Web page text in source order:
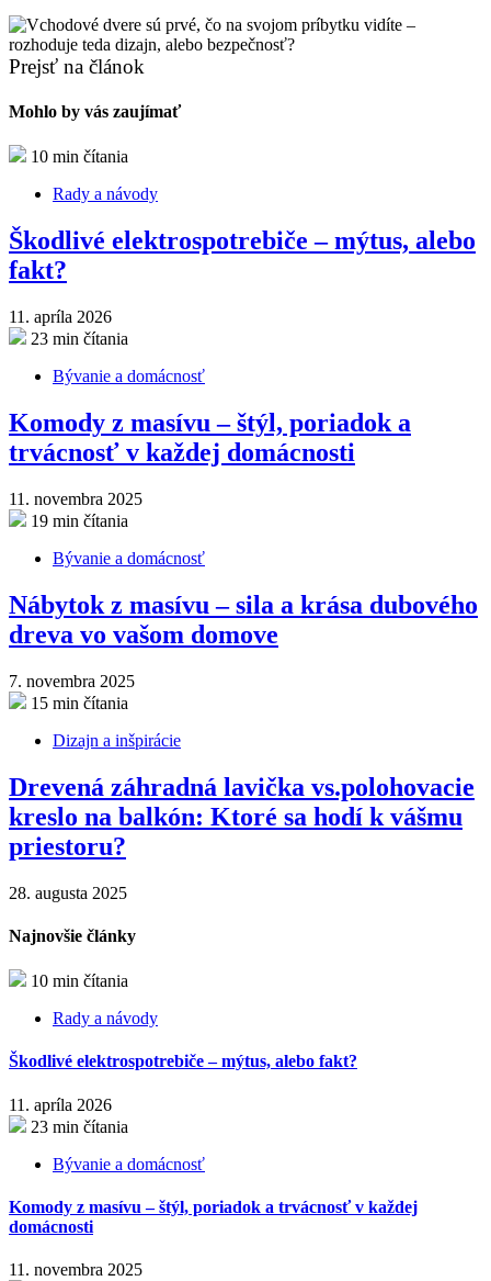
Prejsť na článok
Mohlo by vás zaujímať
10 min čítania
Rady a návody
Škodlivé elektrospotrebiče – mýtus, alebo
fakt?
11. apríla 2026
23 min čítania
Bývanie a domácnosť
Komody z masívu – štýl, poriadok a
trvácnosť v každej domácnosti
11. novembra 2025
19 min čítania
Bývanie a domácnosť
Nábytok z masívu – sila a krása dubového
dreva vo vašom domove
7. novembra 2025
15 min čítania
Dizajn a inšpirácie
Drevená záhradná lavička vs.polohovacie
kreslo na balkón: Ktoré sa hodí k vášmu
priestoru?
28. augusta 2025
Najnovšie články
10 min čítania
Rady a návody
Škodlivé elektrospotrebiče – mýtus, alebo fakt?
11. apríla 2026
23 min čítania
Bývanie a domácnosť
Komody z masívu – štýl, poriadok a trvácnosť v každej
domácnosti
11. novembra 2025